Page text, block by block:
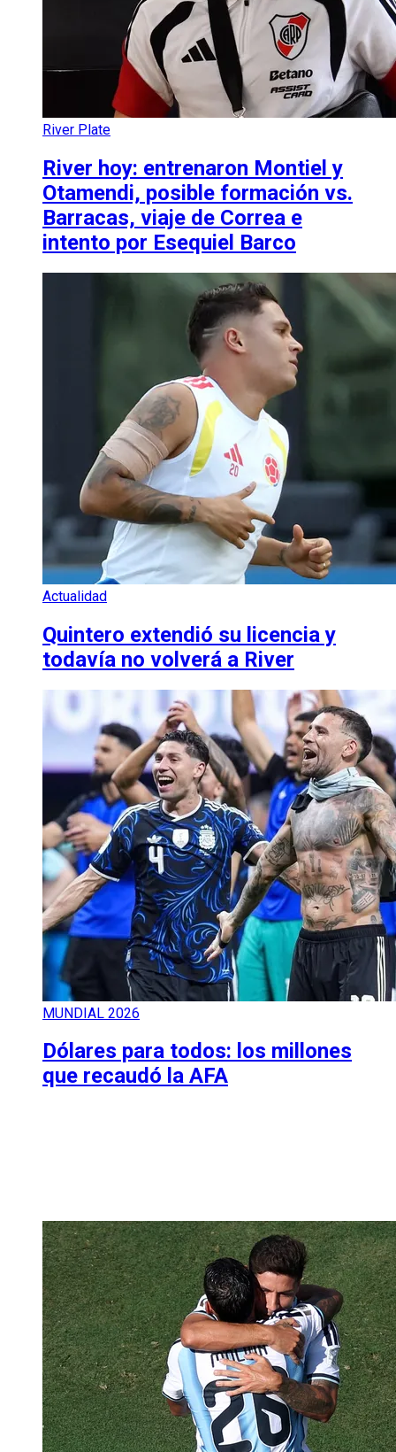
River Plate
River hoy: entrenaron Montiel y
Otamendi, posible formación vs.
Barracas, viaje de Correa e
intento por Esequiel Barco
Actualidad
Quintero extendió su licencia y
todavía no volverá a River
MUNDIAL 2026
Dólares para todos: los millones
que recaudó la AFA